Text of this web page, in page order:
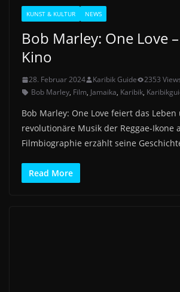
KUNST & KULTUR NEWS
Bob Marley: One Love
Kino
28. Februar 2024 Karibik Guide
2353
Bob Marley, Film, Jamaika, Karibik,
Bob Marley: One Love feiert das Leben
revolutionäre Musik der Reggae-Ikone
Filmbiographie erzählt seine
Read More